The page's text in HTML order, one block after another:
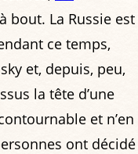
bout. La Russie est
ce temps,
et, depuis, peu,
la tête d’une
et n’en
ont décidé